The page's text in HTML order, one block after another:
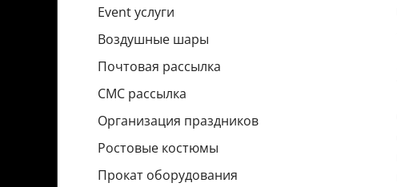
Event услуги
Воздушные шары
Почтовая рассылка
СМС рассылка
Организация праздников
Ростовые костюмы
Прокат оборудования